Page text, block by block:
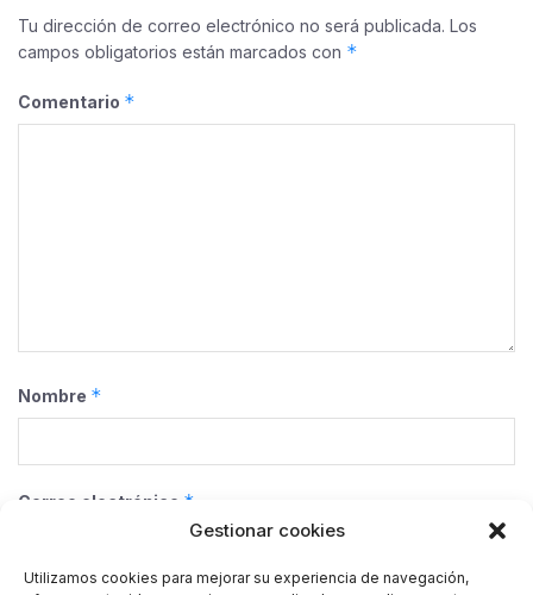
Gestionar cookies
Utilizamos cookies para mejorar su experiencia de navegación,
Tu dirección de correo electrónico no será publicada. Los
campos obligatorios están marcados con *
Comentario *
Nombre *
Correo electrónico *